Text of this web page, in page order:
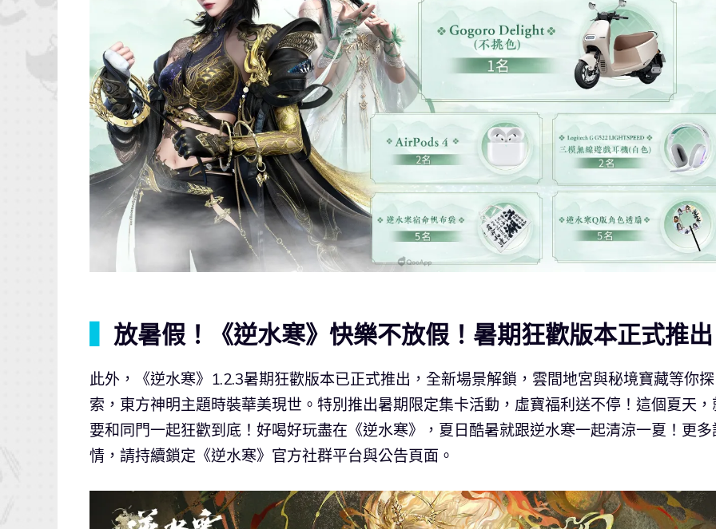
放暑假！《逆水寒》快樂不放假！暑期狂歡版本正式推出
此外，《逆水寒》1.2.3暑期狂歡版本已正式推出，全新場景解鎖，雲間地宮與秘境寶藏等你探
索，東方神明主題時裝華美現世。特別推出暑期限定集卡活動，虛寶福利送不停！這個夏天，
要和同門一起狂歡到底！好喝好玩盡在《逆水寒》，夏日酷暑就跟逆水寒一起清涼一夏！更多
情，請持續鎖定《逆水寒》官方社群平台與公告頁面。